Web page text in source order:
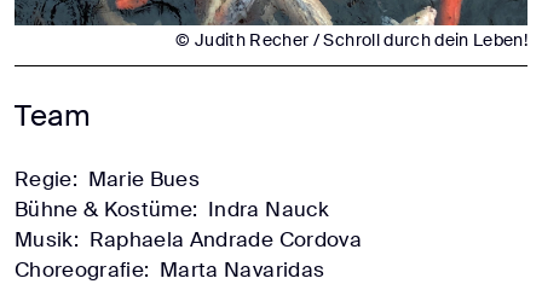
© Judith Recher / Schroll durch dein Leben!
Team
Regie: Marie Bues
Bühne & Kostüme: Indra Nauck
Musik: Raphaela Andrade Cordova
Choreografie: Marta Navaridas